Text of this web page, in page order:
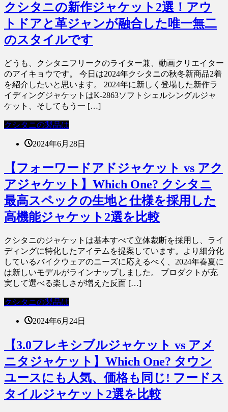
クシタニの新作ジャケット2選！アウ
トドアと革ジャンが融合した唯一無二
のスタイルです
どうも、クシタニフリークのライター兼、動画クリエイター
のアイキョウです。 今日は2024年クシタニの秋冬新商品2着
を紹介したいと思います。 2024年に新しく登場した新作ラ
イディングジャケットはK-2863ソフトシェルシングルジャ
ケット、そしてもう一 […]
クシタニの製品は
2024年6月28日
【フォーワードアドジャケット vs アク
アジャケット】Which One? クシタニ
最高スペックの生地と仕様を採用した
高機能ジャケット2選を比較
クシタニのジャケットは基本すべて立体裁断を採用し、ライ
ディングに特化したアイテムを提案しています。より細分化
しているバイクウェアのニーズに応えるべく、2024年春夏に
は新しいモデルがラインナップしました。 プロダクトが充
実して選べる楽しさが増えた反面 […]
クシタニの製品は
2024年6月24日
【3.0フレキシブルジャケット vs アメ
ニタジャケット】Which One? タウン
ユースにも人気、価格も同じ! フードス
タイルジャケット2選を比較